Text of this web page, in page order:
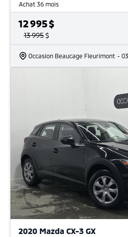
Achat 36 mois
12 995$
13 995$
Occasion Beaucage Fleurimont -
2020 Mazda CX-3 GX